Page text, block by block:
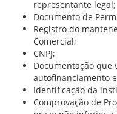
representante legal;
Documento de
Registro do
Comercial;
CNPJ;
Documentação que
autofinanciamento
Identificação da
Comprovação de